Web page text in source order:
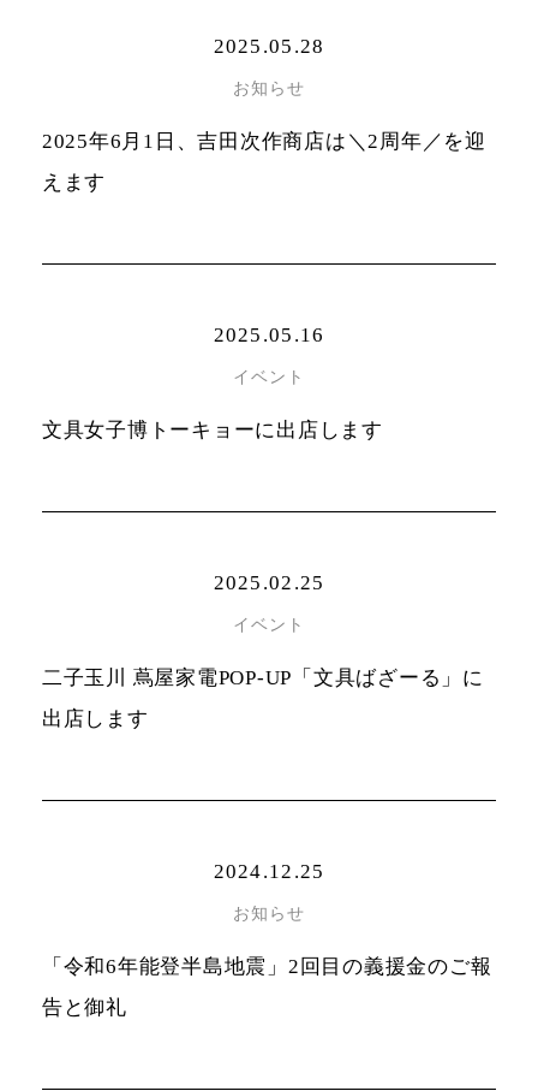
2025.05.28
お知らせ
2025年6月1日、吉田次作商店は＼2周年／を迎
えます
2025.05.16
イベント
文具女子博トーキョーに出店します
2025.02.25
イベント
二子玉川 蔦屋家電POP-UP「文具ばざーる」に
出店します
2024.12.25
お知らせ
「令和6年能登半島地震」2回目の義援金のご報
告と御礼